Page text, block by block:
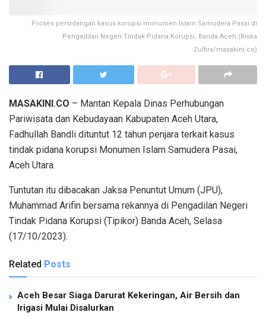
Proses persidangan kasus korupsi monumen Islam Samudera Pasai di
Pengadilan Negeri Tindak Pidana Korupsi, Banda Aceh.(Riska
Zulfira/masakini.co)
MASAKINI.CO – Mantan Kepala Dinas Perhubungan
Pariwisata dan Kebudayaan Kabupaten Aceh Utara,
Fadhullah Bandli dituntut 12 tahun penjara terkait kasus
tindak pidana korupsi Monumen Islam Samudera Pasai,
Aceh Utara.
Tuntutan itu dibacakan Jaksa Penuntut Umum (JPU),
Muhammad Arifin bersama rekannya di Pengadilan Negeri
Tindak Pidana Korupsi (Tipikor) Banda Aceh, Selasa
(17/10/2023).
Related Posts
Aceh Besar Siaga Darurat Kekeringan, Air Bersih dan
Irigasi Mulai Disalurkan